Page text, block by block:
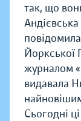
так, що
Йоркської
журналом
видавала
Сьогодні